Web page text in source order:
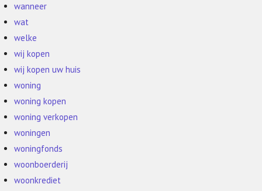
wanneer
wat
welke
wij kopen
wij kopen uw huis
woning
woning kopen
woning verkopen
woningen
woningfonds
woonboerderij
woonkrediet